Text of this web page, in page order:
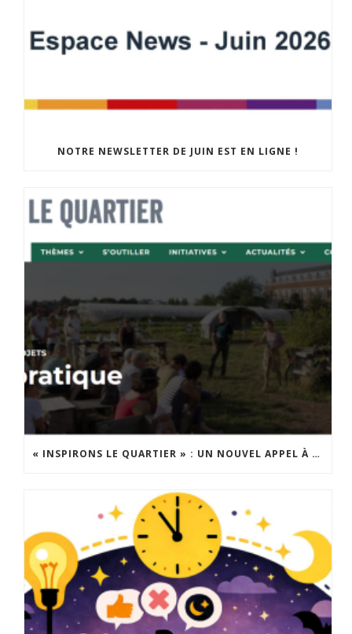
NOTRE NEWSLETTER DE JUIN EST EN LIGNE !
« INSPIRONS LE QUARTIER » : UN NOUVEL APPEL À PROJETS EST LANCÉ !